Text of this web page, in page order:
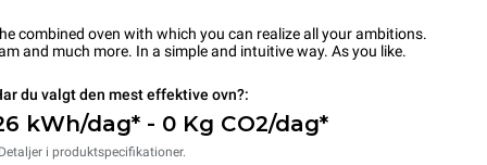
combined oven with which you can realize all your ambitions.
and much more. In a simple and intuitive way. As you like.
du valgt den mest effektive ovn?:
kWh/dag* - 0 Kg CO2/dag*
i produktspecifikationer.